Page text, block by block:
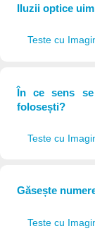
Iluzii optice
Teste cu
În ce sens
folosești?
Teste cu
Găsește
Teste cu